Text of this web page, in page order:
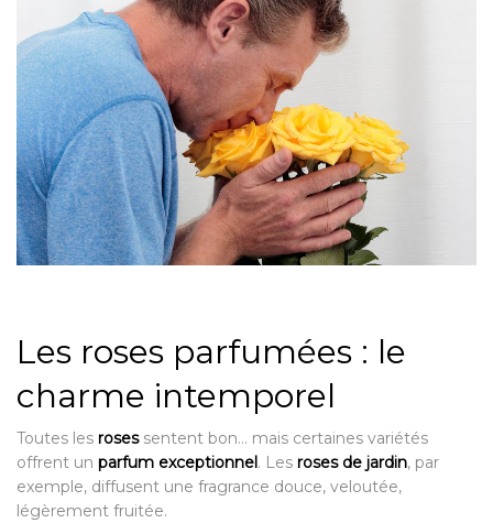
Les roses parfumées : le
charme intemporel
Toutes les rosessentent bon… mais certaines variétés
offrent un parfum exceptionnel. Les roses de jardin, par
exemple, diffusent une fragrance douce, veloutée,
légèrement fruitée.